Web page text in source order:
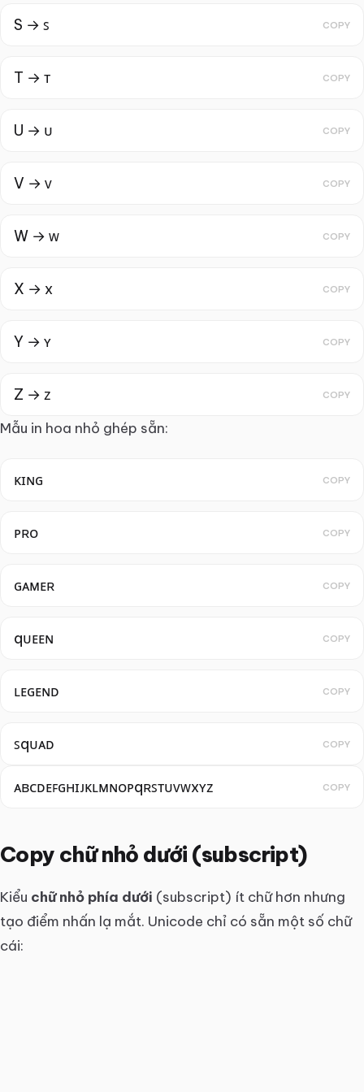
S → ꜱ COPY
T → ᴛ COPY
U → ᴜ COPY
V → ᴠ COPY
W → ᴡ COPY
X → x COPY
Y → ʏ COPY
Z → ᴢ COPY
Mẫu in hoa nhỏ ghép sẵn:
ᴋɪɴɢ COPY
ᴘʀᴏ COPY
ɢᴀᴍᴇʀ COPY
qᴜᴇᴇɴ COPY
ʟᴇɢᴇɴᴅ COPY
ꜱqᴜᴀᴅ COPY
ᴀʙᴄᴅᴇꜰɢʜɪᴊᴋʟᴍɴᴏᴘqʀꜱᴛᴜᴠᴡxʏᴢ COPY
Copy chữ nhỏ dưới (subscript)
Kiểu chữ nhỏ phía dưới (subscript) ít chữ hơn nhưng
tạo điểm nhấn lạ mắt. Unicode chỉ có sẵn một số chữ
cái: